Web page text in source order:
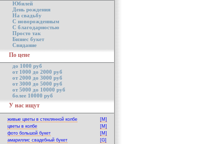
Юбилей
День рождения
На свадьбу
С новорожденным
С благодарностью
Просто так
Бизнес букет
Свидание
По цене
до 1000 руб
от 1000 до 2000 руб
от 2000 до 3000 руб
от 3000 до 5000 руб
от 5000 до 10000 руб
более 10000 руб
У нас ищут
живые цветы в стеклянной колбе
[M]
цветы в колбе
[M]
фото большой букет
[M]
амариллис свадебный букет
[G]